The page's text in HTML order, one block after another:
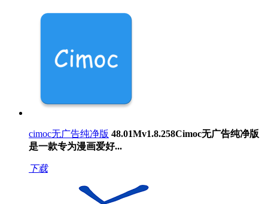
cimoc无广告纯净版 48.01Mv1.8.258Cimoc无广告纯净版
是一款专为漫画爱好...
下载